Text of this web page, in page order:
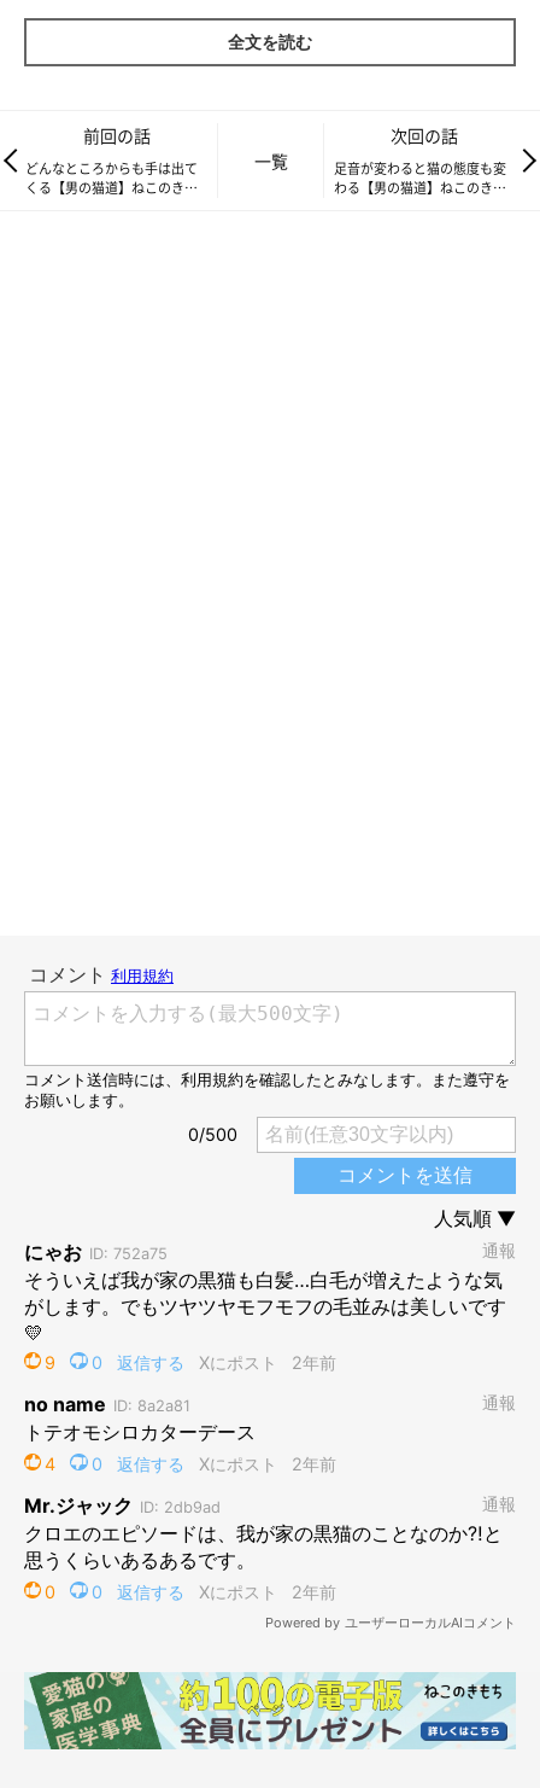
そんなことを考えながらふと鏡を見るとしっかり自分にも白髪
が。
たのでした。
猫は猛ダッシュで逃げていきました。
全文を読む
前回の話
どんなところからも手は出て
くる【男の猫道】ねこのきも
一覧
次回の話
足音が変わると猫の態度も変
わる【男の猫道】ねこのきも